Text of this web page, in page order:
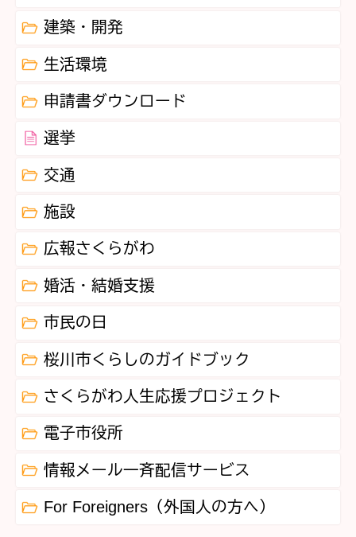
建築・開発
生活環境
申請書ダウンロード
選挙
交通
施設
広報さくらがわ
婚活・結婚支援
市民の日
桜川市くらしのガイドブック
さくらがわ人生応援プロジェクト
電子市役所
情報メール一斉配信サービス
For Foreigners（外国人の方へ）